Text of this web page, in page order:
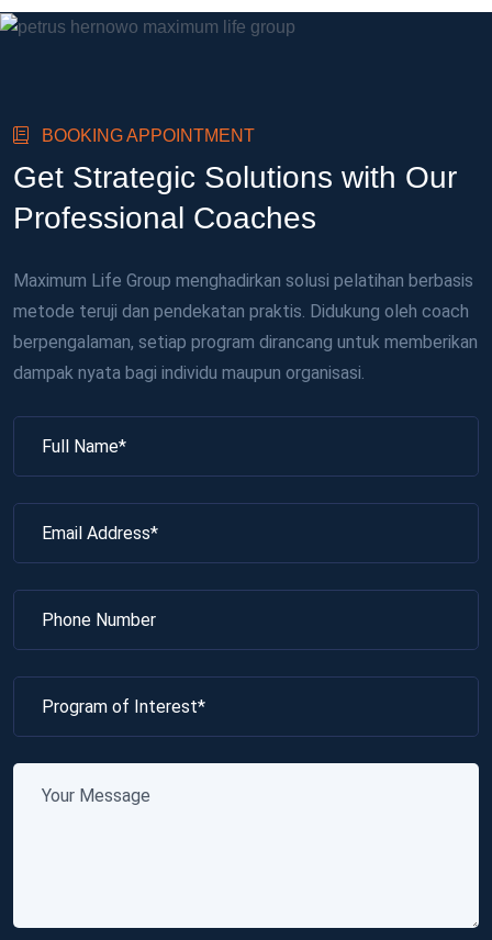
BOOKING APPOINTMENT
Get Strategic Solutions with Our
Professional Coaches
Maximum Life Group menghadirkan solusi pelatihan berbasis
metode teruji dan pendekatan praktis. Didukung oleh coach
berpengalaman, setiap program dirancang untuk memberikan
dampak nyata bagi individu maupun organisasi.